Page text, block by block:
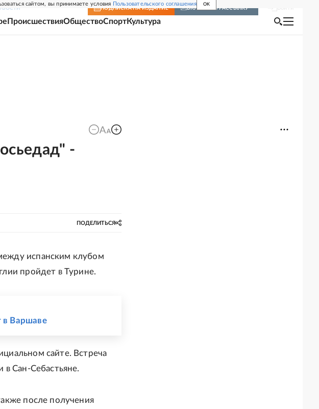
сайтом, вы принимаете условия Пользовательского соглашения OK
ПОДПИСКА НА ИЗДАНИЕ ВКЛЮЧИТЬ РАССЫЛКУ
ПроисшествияОбществоСпортКультура
-
ПОДЕЛИТЬСЯ
испанским клубом
пройдет в Турине.
Варшаве
сайте. Встреча
в Сан-Себастьяне.
после получения